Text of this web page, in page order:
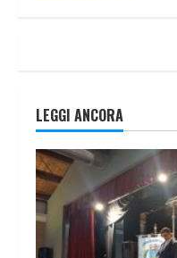
LEGGI ANCORA